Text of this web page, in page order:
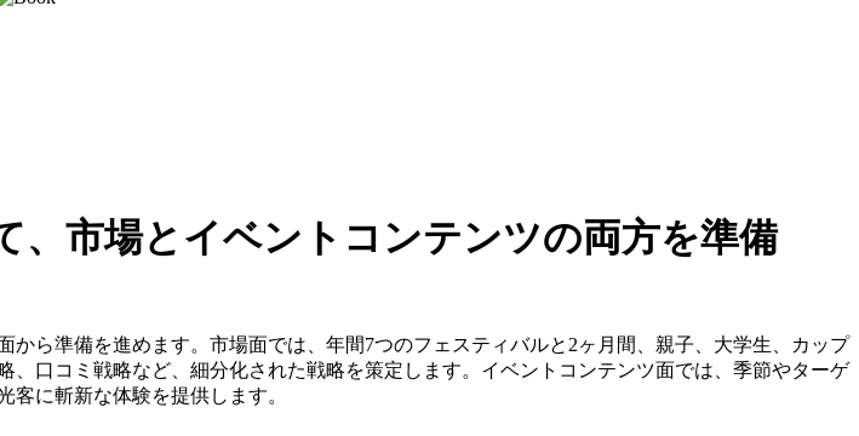
、市場とイベントコンテンツの両方を準備
ら準備を進めます。市場面では、年間7つのフェスティバルと2ヶ月間、親子、大学生、カップ
口コミ戦略など、細分化された戦略を策定します。イベントコンテンツ面では、季節やターゲ
に斬新な体験を提供します。